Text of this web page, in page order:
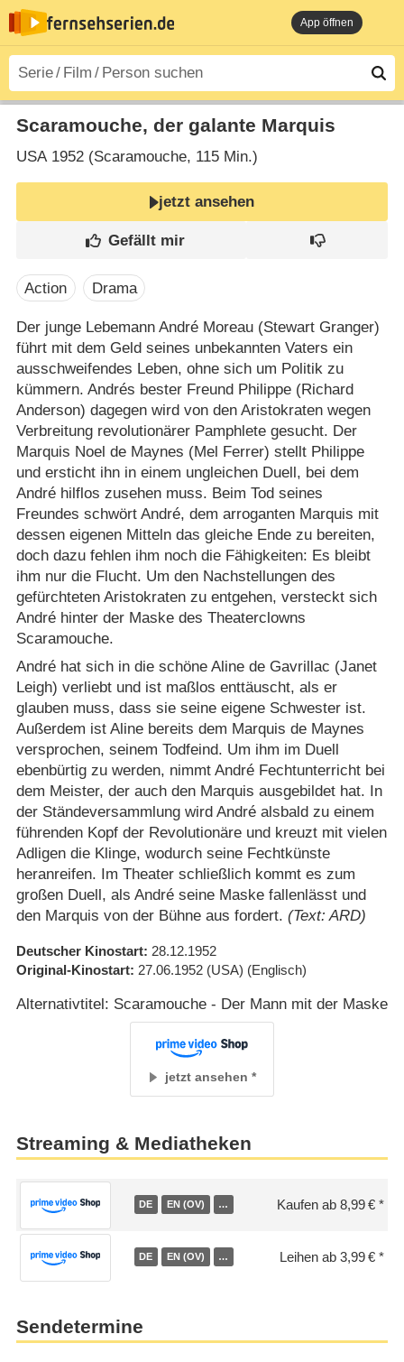
App öffnen
Scaramouche, der galante Marquis
USA1952 (Scaramouche‎, 115 Min.)
jetzt ansehen
Action Drama
Der junge Lebemann André Moreau (Stewart Granger)
führt mit dem Geld seines unbekannten Vaters ein
ausschweifendes Leben, ohne sich um Politik zu
kümmern. Andrés bester Freund Philippe (Richard
Anderson) dagegen wird von den Aristokraten wegen
Verbreitung revolutionärer Pamphlete gesucht. Der
Marquis Noel de Maynes (Mel Ferrer) stellt Philippe
und ersticht ihn in einem ungleichen Duell, bei dem
André hilflos zusehen muss. Beim Tod seines
Freundes schwört André, dem arroganten Marquis mit
dessen eigenen Mitteln das gleiche Ende zu bereiten,
doch dazu fehlen ihm noch die Fähigkeiten: Es bleibt
ihm nur die Flucht. Um den Nachstellungen des
gefürchteten Aristokraten zu entgehen, versteckt sich
André hinter der Maske des Theaterclowns
Scaramouche.
André hat sich in die schöne Aline de Gavrillac (Janet
Leigh) verliebt und ist maßlos enttäuscht, als er
glauben muss, dass sie seine eigene Schwester ist.
Außerdem ist Aline bereits dem Marquis de Maynes
versprochen, seinem Todfeind. Um ihm im Duell
ebenbürtig zu werden, nimmt André Fechtunterricht bei
dem Meister, der auch den Marquis ausgebildet hat. In
der Ständeversammlung wird André alsbald zu einem
führenden Kopf der Revolutionäre und kreuzt mit vielen
Adligen die Klinge, wodurch seine Fechtkünste
heranreifen. Im Theater schließlich kommt es zum
großen Duell, als André seine Maske fallenlässt und
den Marquis von der Bühne aus fordert. (Text: ARD)
Deutscher Kinostart 28.12.1952
Original-Kinostart 27.06.1952 (USA) (Englisch)
Alternativtitel: Scaramouche - Der Mann mit der Maske
jetzt ansehen
Streaming & Mediatheken
DE EN (OV) … Kaufen ab 8,99 €
DE EN (OV) … Leihen ab 3,99 €
Sendetermine